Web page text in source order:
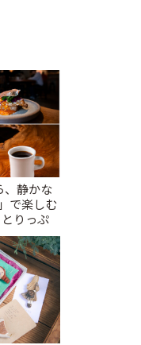
、静かな
で楽しむ
りっぷ